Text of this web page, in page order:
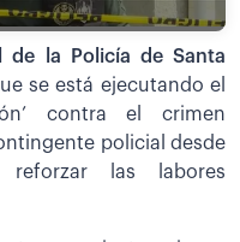
de la Policía de Santa
se está ejecutando el
contra el crimen
policial desde
reforzar las labores